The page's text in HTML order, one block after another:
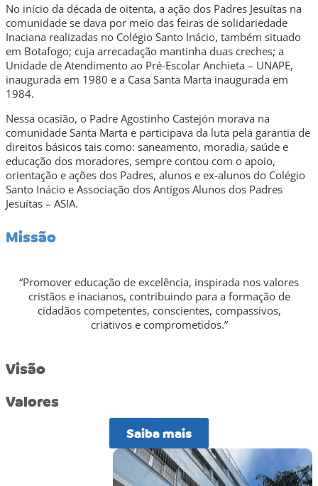
No início da década de oitenta, a ação dos Padres Jesuítas na
comunidade se dava por meio das feiras de solidariedade
Inaciana realizadas no Colégio Santo Inácio, também situado
em Botafogo; cuja arrecadação mantinha duas creches; a
Unidade de Atendimento ao Pré-Escolar Anchieta – UNAPE,
inaugurada em 1980 e a Casa Santa Marta inaugurada em
1984.
Nessa ocasião, o Padre Agostinho Castejón morava na
comunidade Santa Marta e participava da luta pela garantia de
direitos básicos tais como: saneamento, moradia, saúde e
educação dos moradores, sempre contou com o apoio,
orientação e ações dos Padres, alunos e ex-alunos do Colégio
Santo Inácio e Associação dos Antigos Alunos dos Padres
Jesuítas – ASIA.
Missão
Visão
Valores
“Promover educação de excelência, inspirada nos valores
cristãos e inacianos, contribuindo para a formação de
cidadãos competentes, conscientes, compassivos,
criativos e comprometidos.”
Saiba mais